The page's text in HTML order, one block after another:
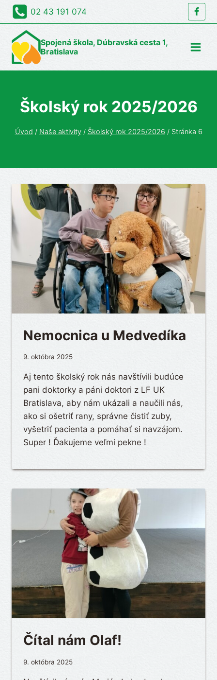
Skip
content
02 43 191 074
Spojená škola, Dúbravská cesta 1,
Bratislava
Školský rok 2025/2026
Úvod / Naše aktivity/ Školský rok 2025/2026 / Stránka 6
Nemocnica u Medvedíka
9. októbra 2025
Aj tento školský rok nás navštívili budúce
pani doktorky a páni doktori z LF UK
Bratislava, aby nám ukázali a naučili nás,
ako si ošetriť rany, správne čistiť zuby,
vyšetriť pacienta a pomáhať si navzájom.
Super ! Ďakujeme veľmi pekne !
Čítal nám Olaf!
9. októbra 2025